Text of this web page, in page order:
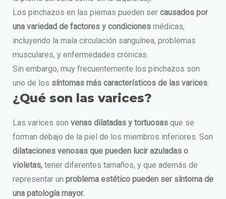
Los pinchazos en las piernas pueden ser causados por
una variedad de factores y condicionesmédicas,
incluyendo la mala circulación sanguínea, problemas
musculares, y enfermedades crónicas.
Sin embargo, muy frecuentemente los pinchazos son
uno de los síntomas más característicos de las varices.
¿Qué son las varices?
Las varices son venas dilatadas y tortuosasque se
forman debajo de la piel de los miembros inferiores. Son
dilatacionesvenosas que pueden lucir azuladas o
violetas,tener diferentes tamaños, y que además de
representar un problema estéticopueden ser síntoma de
una patología mayor.